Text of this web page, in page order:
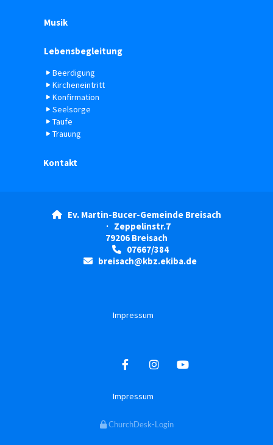
Musik
Lebensbegleitung
Beerdigung
Kircheneintritt
Konfirmation
Seelsorge
Taufe
Trauung
Kontakt

Ev. Martin-Bucer-Gemeinde Breisach
· Zeppelinstr.7
79206 Breisach
07667/384
 breisach@kbz.ekiba.de
Impressum
Impressum
ChurchDesk-Login